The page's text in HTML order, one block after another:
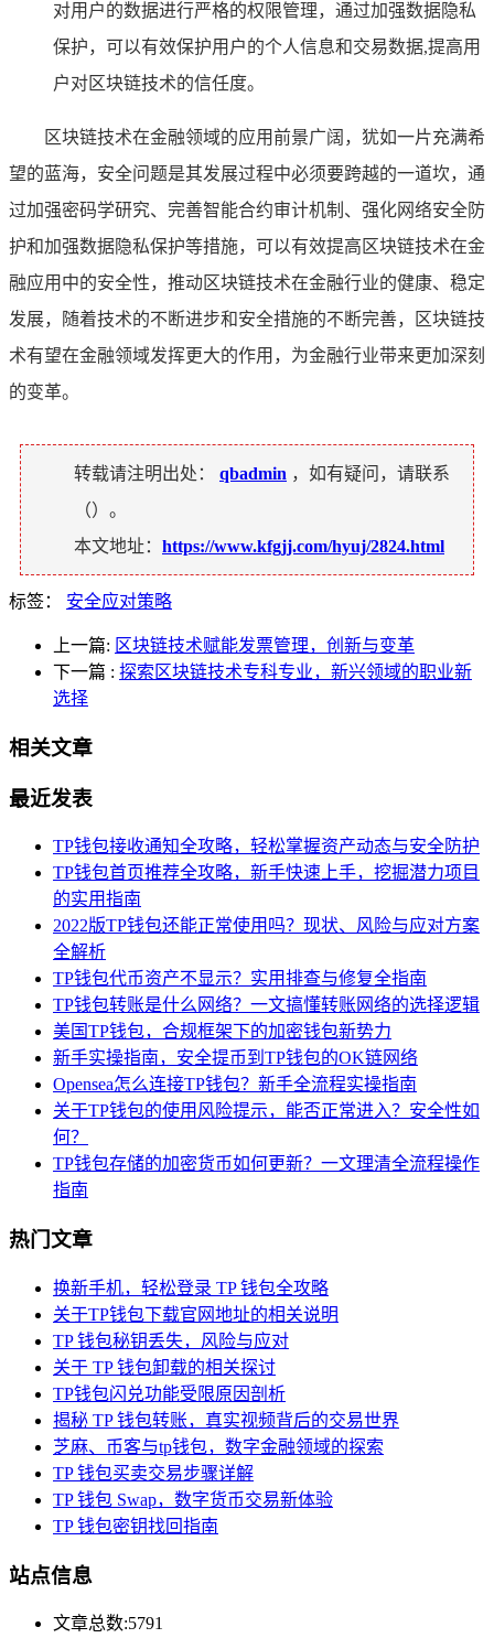
对用户的数据进行严格的权限管理，通过加强数据隐私
保护，可以有效保护用户的个人信息和交易数据,提高用
户对区块链技术的信任度。
区块链技术在金融领域的应用前景广阔，犹如一片充满希
望的蓝海，安全问题是其发展过程中必须要跨越的一道坎，通
过加强密码学研究、完善智能合约审计机制、强化网络安全防
护和加强数据隐私保护等措施，可以有效提高区块链技术在金
融应用中的安全性，推动区块链技术在金融行业的健康、稳定
发展，随着技术的不断进步和安全措施的不断完善，区块链技
术有望在金融领域发挥更大的作用，为金融行业带来更加深刻
的变革。
转载请注明出处： qbadmin ，如有疑问，请联系
（）。
本文地址： https://www.kfgjj.com/hyuj/2824.html
标签： 安全应对策略
上一篇: 区块链技术赋能发票管理，创新与变革
下一篇 : 探索区块链技术专科专业，新兴领域的职业新
选择
相关文章
最近发表
TP钱包接收通知全攻略，轻松掌握资产动态与安全防护
TP钱包首页推荐全攻略，新手快速上手，挖掘潜力项目
的实用指南
2022版TP钱包还能正常使用吗？现状、风险与应对方案
全解析
TP钱包代币资产不显示？实用排查与修复全指南
TP钱包转账是什么网络？一文搞懂转账网络的选择逻辑
美国TP钱包，合规框架下的加密钱包新势力
新手实操指南，安全提币到TP钱包的OK链网络
Opensea怎么连接TP钱包？新手全流程实操指南
关于TP钱包的使用风险提示，能否正常进入？安全性如
何？
TP钱包存储的加密货币如何更新？一文理清全流程操作
指南
热门文章
换新手机，轻松登录 TP 钱包全攻略
关于TP钱包下载官网地址的相关说明
TP 钱包秘钥丢失，风险与应对
关于 TP 钱包卸载的相关探讨
TP钱包闪兑功能受限原因剖析
揭秘 TP 钱包转账，真实视频背后的交易世界
芝麻、币客与tp钱包，数字金融领域的探索
TP 钱包买卖交易步骤详解
TP 钱包 Swap，数字货币交易新体验
TP 钱包密钥找回指南
站点信息
文章总数:5791